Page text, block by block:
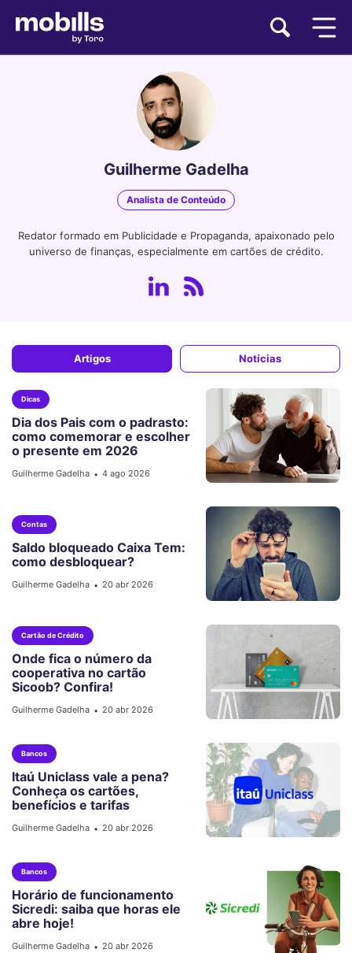
Guilherme Gadelha
Analista de Conteúdo
Redator formado em Publicidade e Propaganda, apaixonado pelo
universo de finanças, especialmente em cartões de crédito.
Artigos Notícias
Dicas
Dia dos Pais com o padrasto:
como comemorar e escolher
o presente em 2026
Guilherme Gadelha • 4 ago 2026
Contas
Saldo bloqueado Caixa Tem:
como desbloquear?
Guilherme Gadelha • 20 abr 2026
Cartão de Crédito
Onde fica o número da
cooperativa no cartão
Sicoob? Confira!
Guilherme Gadelha • 20 abr 2026
Bancos
Itaú Uniclass vale a pena?
Conheça os cartões,
benefícios e tarifas
Guilherme Gadelha • 20 abr 2026
Bancos
Horário de funcionamento
Sicredi: saiba que horas ele
abre hoje!
Guilherme Gadelha • 20 abr 2026